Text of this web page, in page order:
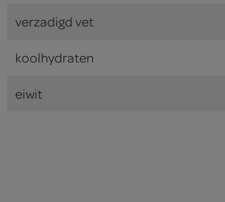
verzadigd vet
koolhydraten
eiwit